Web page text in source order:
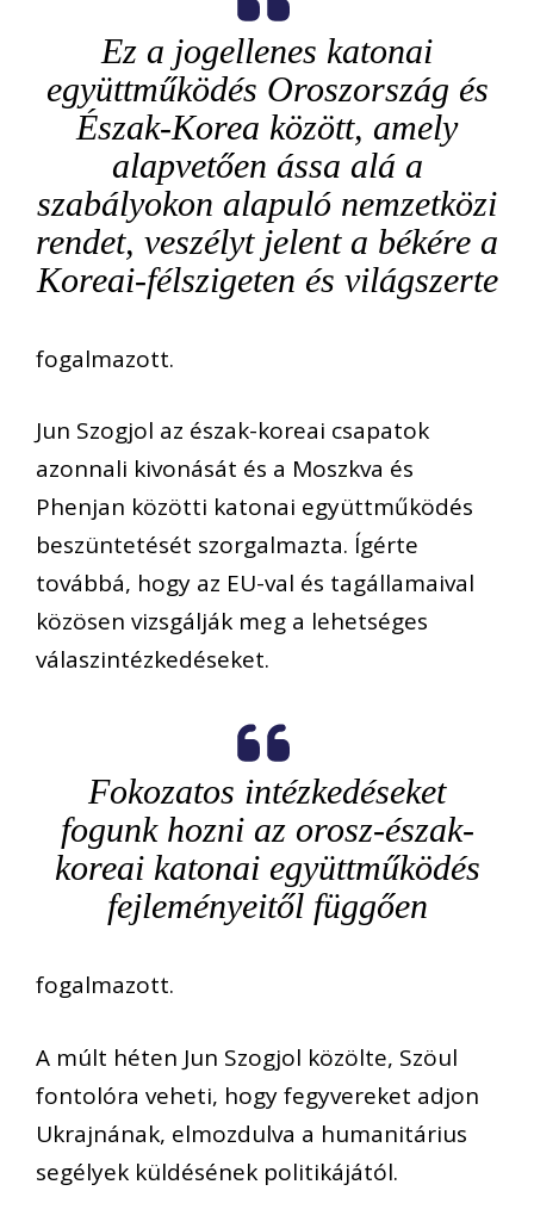
Ez a jogellenes katonai
együttműködés Oroszország és
Észak-Korea között, amely
alapvetően ássa alá a
szabályokon alapuló nemzetközi
rendet, veszélyt jelent a békére a
Koreai-félszigeten és világszerte
fogalmazott.
Jun Szogjol az észak-koreai csapatok
azonnali kivonását és a Moszkva és
Phenjan közötti katonai együttműködés
beszüntetését szorgalmazta. Ígérte
továbbá, hogy az EU-val és tagállamaival
közösen vizsgálják meg a lehetséges
válaszintézkedéseket.
Fokozatos intézkedéseket
fogunk hozni az orosz-észak-
koreai katonai együttműködés
fejleményeitől függően
fogalmazott.
A múlt héten Jun Szogjol közölte, Szöul
fontolóra veheti, hogy fegyvereket adjon
Ukrajnának, elmozdulva a humanitárius
segélyek küldésének politikájától.